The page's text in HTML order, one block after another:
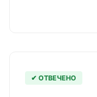
✔ ОТВЕЧЕНО